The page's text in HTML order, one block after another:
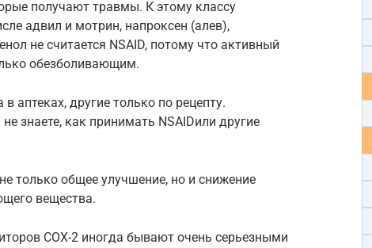
получают травмы. К этому классу
адвил и мотрин, напроксен (алев),
не считается NSAID, потому что активный
обезболивающим.
аптеках, другие только по рецепту.
знаете, как принимать NSAIDили другие
только общее улучшение, но и снижение
вещества.
COX-2 иногда бывают очень серьезными